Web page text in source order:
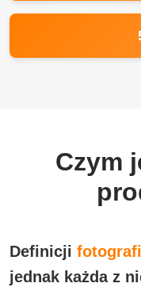
Czym
Definicji
jednak każda z